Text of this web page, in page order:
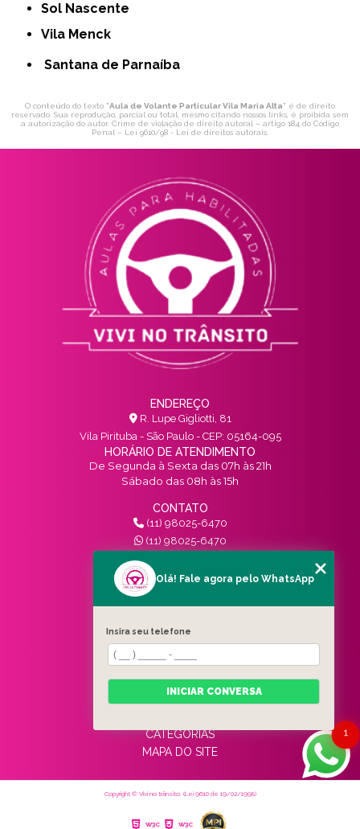
Sol Nascente
Vila Menck
Santana de Parnaíba
O conteúdo do texto "Aula de Volante Particular Vila Maria Alta" é de direito
reservado. Sua reprodução, parcial ou total, mesmo citando nossos links, é proibida sem
a autorização do autor. Crime de violação de direito autoral – artigo 184 do Código
Penal – Lei 9610/98 - Lei de direitos autorais.
ENDEREÇO
R. Lupe Gigliotti, 81
Vila Pirituba - São Paulo - CEP: 05164-095
HORÁRIO DE ATENDIMENTO
De Segunda à Sexta das 07h às 21h
Sábado das 08h às 15h
CONTATO
(11) 98025-6470
(11) 98025-6470
contato@vivinotransito.com.br
SIGA-NOS!
MENU
HOME
QUEM SOMOS
SERVIÇOS
BLOG
CATEGORIAS
MAPA DO SITE
Copyright © Vivi no trânsito. (Lei 9610 de 19/02/1998)
W3C W3C
1
Olá! Fale agora pelo WhatsApp
Insira seu telefone
INICIAR CONVERSA